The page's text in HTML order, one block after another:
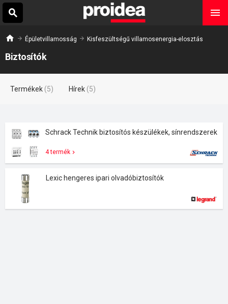
Épületvillamosság Kisfeszültségű villamosenergia-elosztás
Biztosítók
Termékek (5) Hírek (5)
Schrack Technik biztosítós készülékek, sínrendszerek
4 termék
Lexic hengeres ipari olvadóbiztosítók